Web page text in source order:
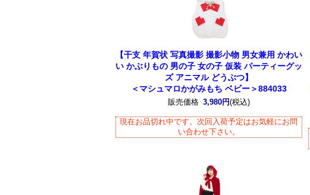
【干支 年賀状 写真撮影 撮影小物 男女兼用 かわい
い かぶりもの 男の子 女の子 仮装 パーティーグッ
ズ アニマル どうぶつ】
＜マシュマロかがみもち ベビー＞884033
販売価格 3,980円(税込)
現在お品切れ中です。次回入荷予定はお気軽にお問
い合わせ下さい。